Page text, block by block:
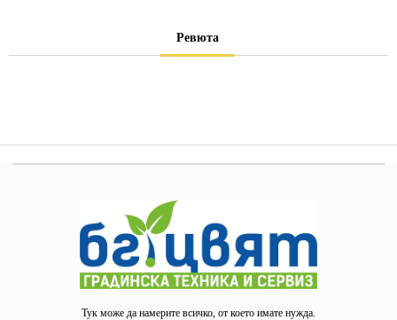
Ревюта
Тук може да намерите всичко, от което имате нужда.